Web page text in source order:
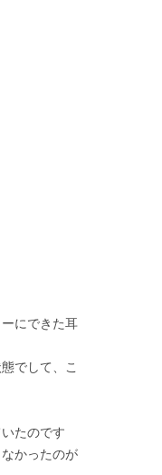
にできた耳
でして、こ
たのです
かったのが